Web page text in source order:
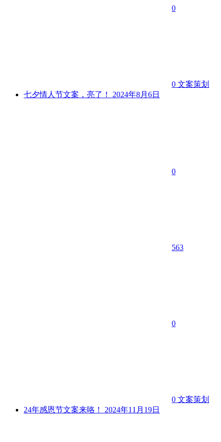
0
0 文案策划
七夕情人节文案，亮了！ 2024年8月6日
0
563
0
0 文案策划
24年感恩节文案来咯！ 2024年11月19日